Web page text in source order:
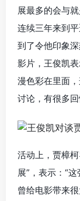
展最多的会与
连续三年来到
到了令他印象
影片，王俊凯
漫色彩在里面
讨论，有很多
活动上，贾樟
展”，表示：“
曾给电影带来